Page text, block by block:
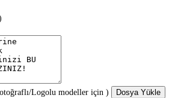
Logolu modeller için )
Dosya Yükle